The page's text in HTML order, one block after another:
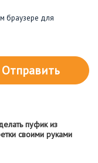
браузере для
Отправить
пуфик из
своими руками